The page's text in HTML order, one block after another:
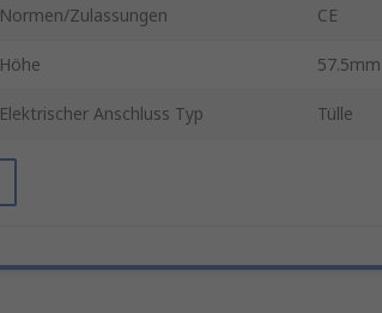
Normen/Zulassungen CE
Höhe 57.5mm
Elektrischer Anschluss Typ Tülle